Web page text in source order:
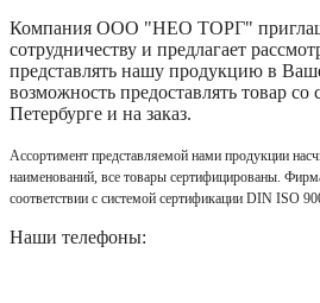
Компания ООО "НЕО ТОРГ"
сотрудничеству и предлагает
представлять нашу продукцию в
возможность предоставлять товар со
Петербурге и на заказ.
Ассортимент представляемой нами продукции
наименований, все товары сертифицированы.
соответствии с системой сертификации DIN ISO
Наши телефоны: